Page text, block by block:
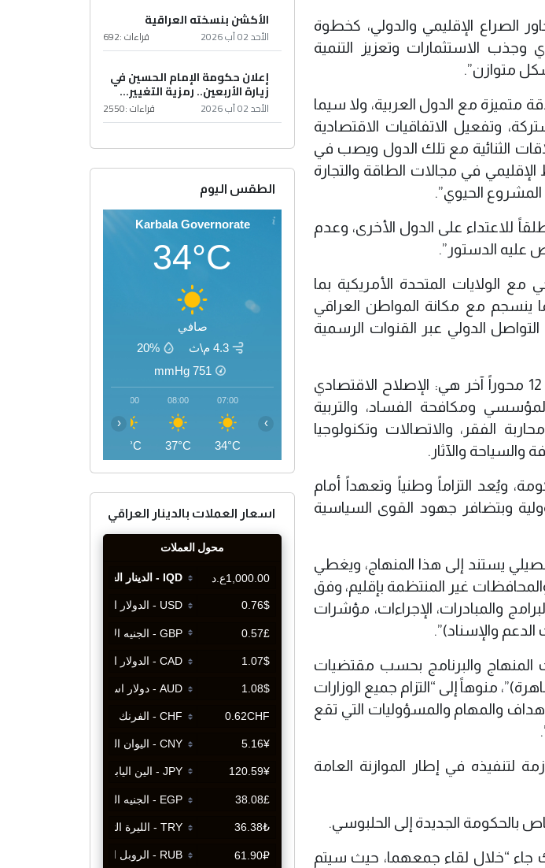
الصراع الإقليمي والدولي، كخطوة
وجذب الاستثمارات وتعزيز التنمية
متوازن”.
متميزة مع الدول العربية، ولا سيما
وتفعيل الاتفاقيات الاقتصادية
الثنائية مع تلك الدول ويصب في
في مجالات الطاقة والتجارة
المشروع الحيوي”.
للاعتداء على الدول الأخرى، وعدم
عليه الدستور”.
مع الولايات المتحدة الأمريكية بما
ينسجم مع مكانة المواطن العراقي
التواصل الدولي عبر القنوات الرسمية
وبالإضافة إلى البندين المذكورين، ضمّ منهاج حكومة الزيدي المرتقبة، 12 محوراً آخر هي: الإصلاح الاقتصادي
المؤسسي ومكافحة الفساد، والتربية
الفقر، والاتصالات وتكنولوجيا
والسياحة والآثار.
ويُعد التزاماً وطنياً وتعهداً أمام
وبتضافر جهود القوى السياسية
يستند إلى هذا المنهاج، ويغطي
غير المنتظمة بإقليم، وفق
والمبادرات، الإجراءات، مؤشرات
الدعم والإسناد)”.
المنهاج والبرنامج بحسب مقتضيات
منوهاً إلى “التزام جميع الوزارات
والمهام والمسؤوليات التي تقع
لتنفيذه في إطار الموازنة العامة
بالحكومة الجديدة إلى الحلبوسي.
جاء “خلال لقاء جمعهما، حيث سيتم
الأكشن بنسخته العراقية
الأحد 02 آب 2026 قراءات :692
إعلان حكومة الإمام الحسين في
زيارة الأربعين.. رمزية التغيير...
الأحد 02 آب 2026 قراءات :2550
الطقس اليوم
Karbala Governorate
34°C
صافي
4.3 م\ث
20%
751
mmHg
07:00
34°C
08:00
37°C
09:00
40°C
‹ ›
اسعار العملات بالدينار العراقي